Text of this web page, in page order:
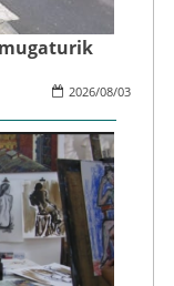
2026/08/03